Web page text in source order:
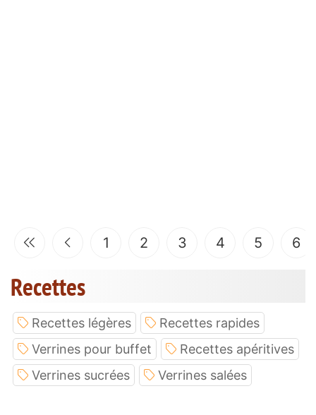
1 2 3 4 5 6
Recettes
Recettes légères
Recettes rapides
Verrines pour buffet
Recettes apéritives
Verrines sucrées
Verrines salées